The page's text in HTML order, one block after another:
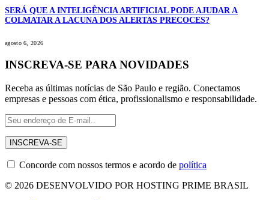
SERÁ QUE A INTELIGÊNCIA ARTIFICIAL PODE AJUDAR A
COLMATAR A LACUNA DOS ALERTAS PRECOCES?
agosto 6, 2026
INSCREVA-SE PARA NOVIDADES
Receba as últimas notícias de São Paulo e região. Conectamos
empresas e pessoas com ética, profissionalismo e responsabilidade.
Concorde com nossos termos e acordo de política
© 2026 DESENVOLVIDO POR HOSTING PRIME BRASIL